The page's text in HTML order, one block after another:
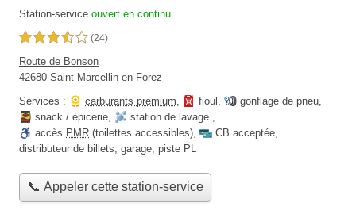
Station-service ouvert en continu
3,5 étoiles sur 5 (24)
Route de Bonson
42680 Saint-Marcellin-en-Forez
Services :
carburants premium, fioul , gonflage de pneu,
snack / épicerie, station de lavage ,
accès PMR (toilettes accessibles), CB acceptée,
distributeur de billets, garage, piste PL
📞 Appeler cette station-service
Disponible
SP 95 :
Disponible